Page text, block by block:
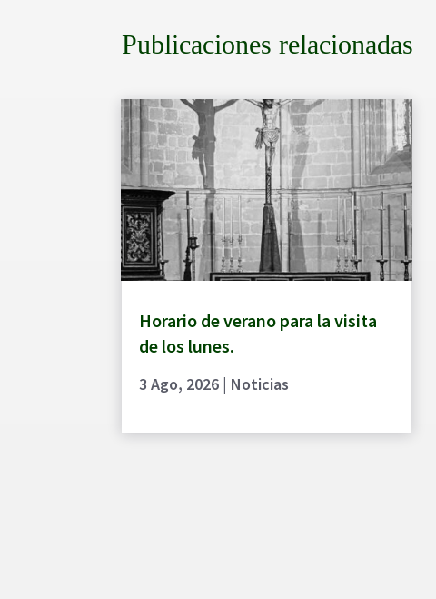
Publicaciones relacionadas
Horario de verano para la visita
de los lunes.
3 Ago, 2026 | Noticias